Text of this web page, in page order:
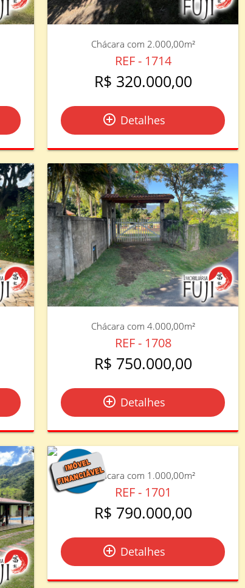
Chácara com 2.000,00m²
REF - 1714
R$ 320.000,00
add_circle_outline Detalhes
Chácara com 4.000,00m²
REF - 1708
R$ 750.000,00
add_circle_outline Detalhes
Chácara com 1.000,00m²
REF - 1701
R$ 790.000,00
add_circle_outline Detalhes